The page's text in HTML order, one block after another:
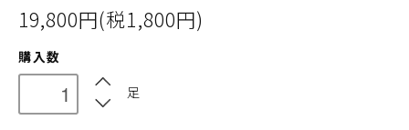
19,800円(税1,800円)
購入数
足